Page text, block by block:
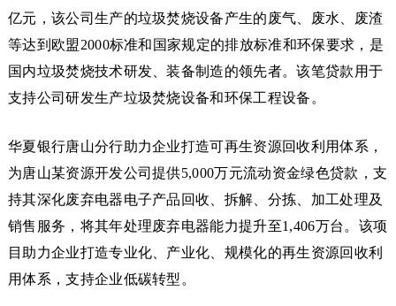
亿元，该公司生产的垃圾焚烧设备产生的废气、废水、废渣
等达到欧盟2000标准和国家规定的排放标准和环保要求，是
国内垃圾焚烧技术研发、装备制造的领先者。该笔贷款用于
支持公司研发生产垃圾焚烧设备和环保工程设备。
华夏银行唐山分行助力企业打造可再生资源回收利用体系，
为唐山某资源开发公司提供5,000万元流动资金绿色贷款，支
持其深化废弃电器电子产品回收、拆解、分拣、加工处理及
销售服务，将其年处理废弃电器能力提升至1,406万台。该项
目助力企业打造专业化、产业化、规模化的再生资源回收利
用体系，支持企业低碳转型。